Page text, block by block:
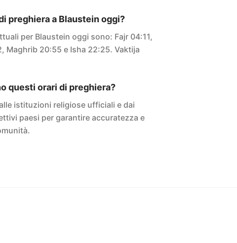
preghiera a Blaustein oggi?
per Blaustein oggi sono: Fajr 04:11,
Maghrib 20:55 e Isha 22:25. Vaktija
questi orari di preghiera?
istituzioni religiose ufficiali e dai
paesi per garantire accuratezza e